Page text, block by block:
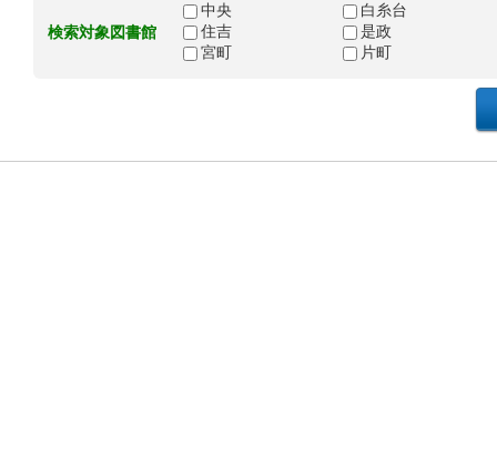
検索対象図書館
中央
白糸台
住吉
是政
宮町
片町